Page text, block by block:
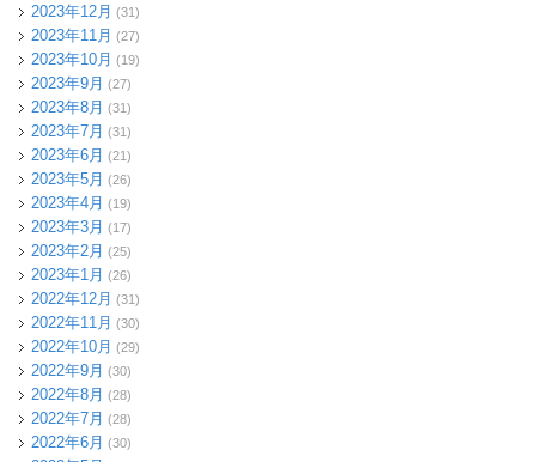
2023年12月 (31)
2023年11月 (27)
2023年10月 (19)
2023年9月 (27)
2023年8月 (31)
2023年7月 (31)
2023年6月 (21)
2023年5月 (26)
2023年4月 (19)
2023年3月 (17)
2023年2月 (25)
2023年1月 (26)
2022年12月 (31)
2022年11月 (30)
2022年10月 (29)
2022年9月 (30)
2022年8月 (28)
2022年7月 (28)
2022年6月 (30)